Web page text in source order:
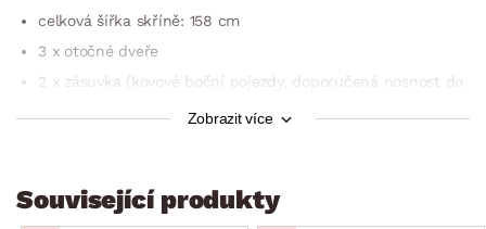
celková šířka skříně: 158 cm
3 x otočné dveře
2 x zásuvka (kovové boční pojezdy, doporučená nosnost do
tyč z kovu, 1 x police
pravý vnitřní blok: 3 x police – výškově nastavitelná
Zobrazit více
Související produkty